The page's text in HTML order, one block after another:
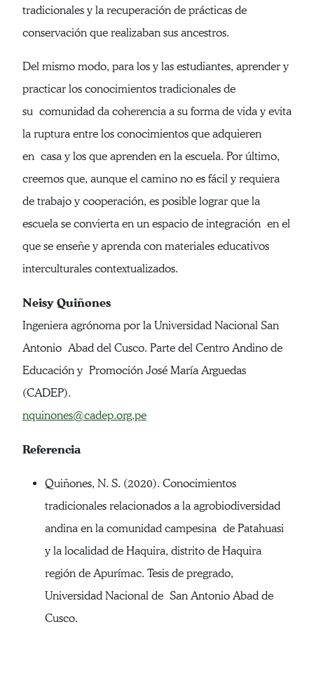
tradicionales y la recuperación de prácticas de
conservación que realizaban sus ancestros.
Del mismo modo, para los y las estudiantes, aprender y
practicar los conocimientos tradicionales de
su comunidad da coherencia a su forma de vida y evita
la ruptura entre los conocimientos que adquieren
en casa y los que aprenden en la escuela. Por último,
creemos que, aunque el camino no es fácil y requiera
de trabajo y cooperación, es posible lograr que la
escuela se convierta en un espacio de integración en el
que se enseñe y aprenda con materiales educativos
interculturales contextualizados.
Neisy Quiñones
Ingeniera agrónoma por la Universidad Nacional San
Antonio Abad del Cusco. Parte del Centro Andino de
Educación y Promoción José María Arguedas
(CADEP).
nquinones@cadep.org.pe
Referencia
Quiñones, N. S. (2020). Conocimientos
tradicionales relacionados a la agrobiodiversidad
andina en la comunidad campesina de Patahuasi
y la localidad de Haquira, distrito de Haquira
región de Apurímac. Tesis de pregrado,
Universidad Nacional de San Antonio Abad de
Cusco.